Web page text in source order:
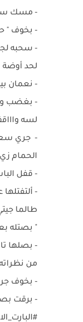
- ‏مسك
- ‏بخوف "
- ‏سحبه
لحد أوضة
- ‏نعمان
- ‏بغضب
لسه
- ‏ جري
الحمام
- ‏قفل
-
طالما
" بصتله
- ‏بصلها
من
- ‏بخوف
- ‏برقت